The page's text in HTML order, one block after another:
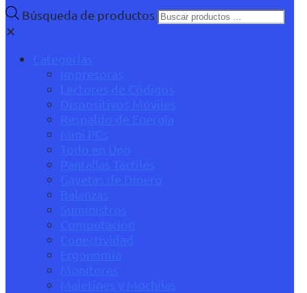
Búsqueda de productos
✕
Categorías
Impresoras
Lectores de Códigos
Dispositivos Móviles
Respaldo de Energía
Mini PCs
Todo en Uno
Pantallas Táctiles
Gavetas de Dinero
Balanzas
Suministros
Computación
Conectividad
Ergonomía
Monitores
Maletines y Mochilas